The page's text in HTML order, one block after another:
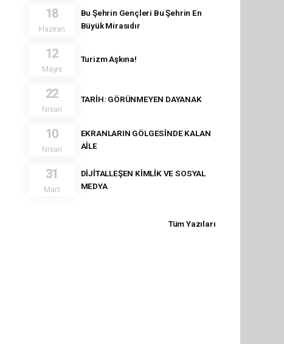
18
Haziran
Bu Şehrin Gençleri Bu Şehrin En
Büyük Mirasıdır
12
Mayıs
Turizm Aşkına!
22
Nisan
TARİH: GÖRÜNMEYEN DAYANAK
10
Nisan
EKRANLARIN GÖLGESİNDE KALAN
AİLE
31
Mart
DİJİTALLEŞEN KİMLİK VE SOSYAL
MEDYA
Tüm Yazıları